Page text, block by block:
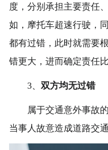
度，分别承担主要责任
如，摩托车超速行驶，
都有过错，此时就需要
错更大，进而确定责任比
3、 双方均无过错
属于交通意外事故
当事人故意造成道路交